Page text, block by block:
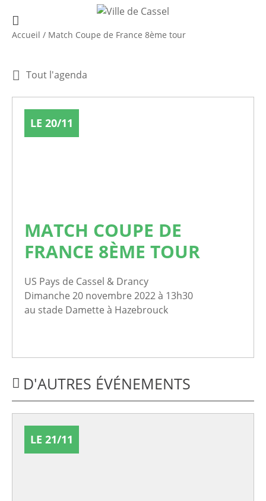
Accueil / Match Coupe de France 8ème tour
Tout l'agenda
LE 20/11
MATCH COUPE DE
FRANCE 8ÈME TOUR
US Pays de Cassel & Drancy
Dimanche 20 novembre 2022 à 13h30
au stade Damette à Hazebrouck
D'AUTRES ÉVÉNEMENTS
LE 21/11